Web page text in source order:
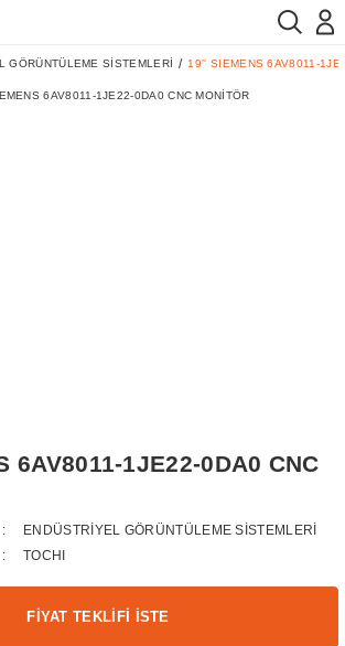
GÖRÜNTÜLEME SİSTEMLERİ 19'' SIEMENS 6AV8011-
6AV8011-1JE22-0DA0 CNC
ENDÜSTRİYEL GÖRÜNTÜLEME SİSTEMLERİ
TOCHI
FİYAT TEKLİFİ İSTE